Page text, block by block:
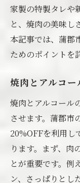
蒲郡市での
お得情
賢いラ
蒲郡市で
焼肉ラ
方
節約し
土曜日限定
とき
土曜日
家製の特製タレや
と、焼肉の美味し
本記事では、蒲郡
ためのポイントを
焼肉とアルコ
焼肉とアルコール
させます。蒲郡市
20%OFFを利用し
ります。まず、肉
とが重要です。例
ン、さっぱりとし